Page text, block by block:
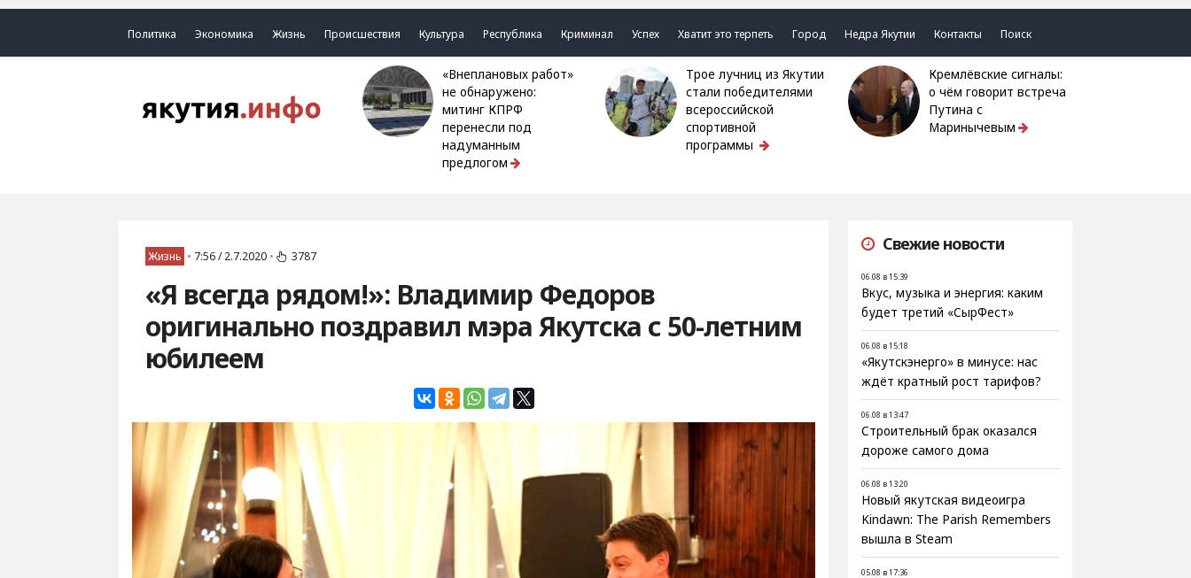
Политика Экономика Жизнь Происшествия Культура Республика Криминал Успех Хватит это терпеть Город Недра Якутии Контакты Поиск
«Внеплановых работ»
не обнаружено:
митинг КПРФ
перенесли под
надуманным
предлогом
Трое лучниц из Якутии
стали победителями
всероссийской
спортивной
программы
Кремлёвские сигналы:
о чём говорит встреча
Путина с
Маринычевым
Жизнь • 7:56 / 2.7.2020 • 3787
«Я всегда рядом!»: Владимир Федоров
оригинально поздравил мэра Якутска с 50-летним
юбилеем
Свежие новости
06.08 в 15:39
Вкус, музыка и энергия: каким
будет третий «СырФест»
06.08 в 15:18
«Якутскэнерго» в минусе: нас
ждёт кратный рост тарифов?
06.08 в 13:47
Строительный брак оказался
дороже самого дома
06.08 в 13:20
Новый якутская видеоигра
Kindawn: The Parish Remembers
вышла в Steam
05.08 в 17:36